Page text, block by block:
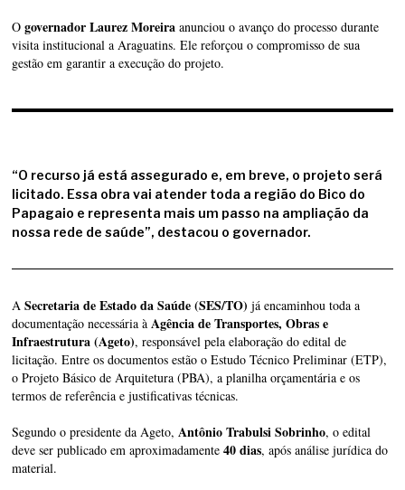
Ogovernador Laurez Moreira anunciou o avanço do processo durante
visita institucional a Araguatins. Ele reforçou o compromisso de sua
gestão em garantir a execução do projeto.
“O recurso já está assegurado e, em breve, o projeto será
licitado. Essa obra vai atender toda a região do Bico do
Papagaio e representa mais um passo na ampliação da
nossa rede de saúde”, destacou o governador.
ASecretaria de Estado da Saúde (SES/TO) já encaminhou toda a
documentação necessária à Agência de Transportes, Obras e
Infraestrutura (Ageto), responsável pela elaboração do edital de
licitação. Entre os documentos estão o Estudo Técnico Preliminar (ETP),
o Projeto Básico de Arquitetura (PBA), a planilha orçamentária e os
termos de referência e justificativas técnicas.
Segundo o presidente da Ageto, Antônio Trabulsi Sobrinho, o edital
deve ser publicado em aproximadamente40 dias, após análise jurídica do
material.